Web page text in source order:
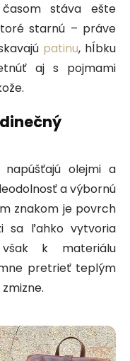
stáva ešte
starnú – práve
patinu, hĺbku
aj s pojmami
olejmi a
a výbornú
znakom je povrch
sa ľahko vytvoria
k materiálu
pretrieť teplým